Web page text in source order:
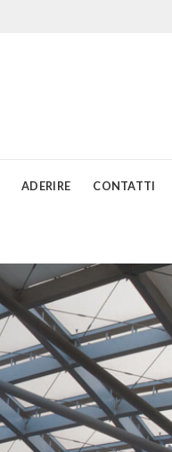
ADERIRE CONTATTI